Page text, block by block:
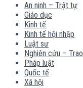
An ninh – Trật tự
Giáo dục
Kinh tế
Kinh tế hội nhập
Luật sư
Nghiên cứu –
Pháp luật
Quốc tế
Xã hội